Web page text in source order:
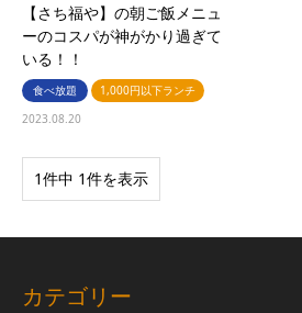
【さち福や】の朝ご飯メニュ
ーのコスパが神がかり過ぎて
いる！！
食べ放題
1,000円以下ランチ
2023.08.20
1件中 1件を表示
カテゴリー